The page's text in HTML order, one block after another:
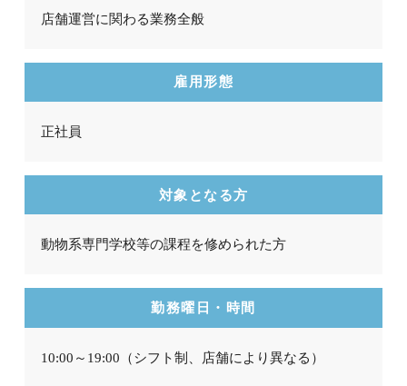
店舗運営に関わる業務全般
雇用形態
正社員
対象となる方
動物系専門学校等の課程を修められた方
勤務曜日・時間
10:00～19:00（シフト制、店舗により異なる）